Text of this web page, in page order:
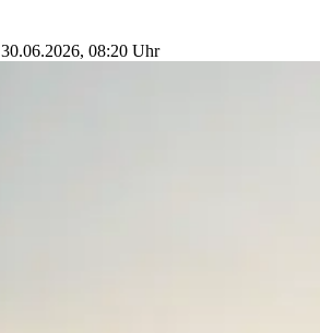
30.06.2026, 08:20 Uhr